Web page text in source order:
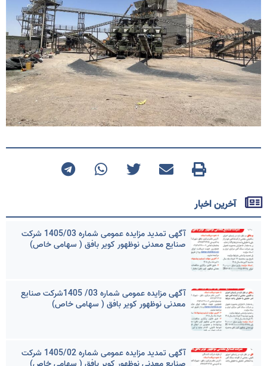
آخرین اخبار
آگهی تمدید مزایده عمومی شماره 1405/03 شرکت
صنایع معدنی نوظهور کویر بافق ( سهامی خاص)
آگهی مزایده عمومی شماره 03/ 1405شرکت صنایع
معدنی نوظهور کویر بافق ( سهامی خاص)
آگهی تمدید مزایده عمومی شماره 1405/02 شرکت